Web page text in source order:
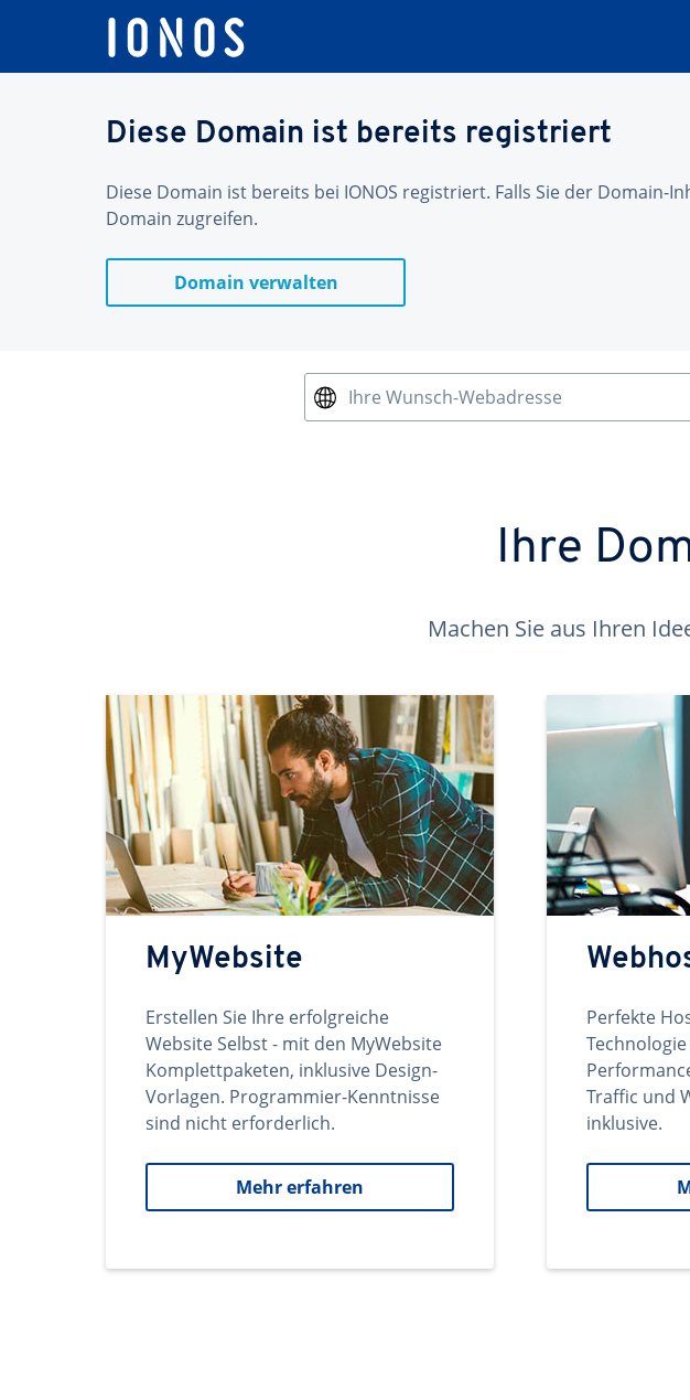
Diese Domain ist bereits registriert
Diese Domain ist bereits bei IONOS registriert. Falls Sie der Domain-
Domain zugreifen.
Domain verwalten
Ihre Wunsch-Webadresse
Ihre
Machen Sie aus Ihren
MyWebsite
Erstellen Sie Ihre erfolgreiche
Website Selbst - mit den MyWebsite
Komplettpaketen, inklusive Design-
Vorlagen. Programmier-Kenntnisse
sind nicht erforderlich.
Mehr erfahren
Perfekte
Traffic und
inklusive.